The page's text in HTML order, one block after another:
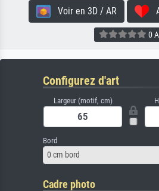
Voir en 3D / AR
0
Configurez d'art
Largeur (motif, cm)
Bord
0 cm bord
Cadre photo